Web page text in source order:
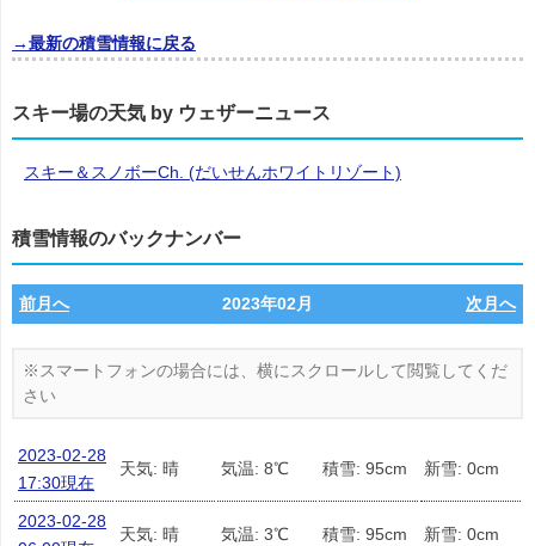
→最新の積雪情報に戻る
スキー場の天気 by ウェザーニュース
スキー＆スノボーCh. (だいせんホワイトリゾート)
積雪情報のバックナンバー
前月へ 2023年02月 次月へ
2023-02-28
17:30現在
天気: 晴 気温: 8℃ 積雪: 95cm 新雪: 0cm
2023-02-28
天気: 晴 気温: 3℃ 積雪: 95cm 新雪: 0cm